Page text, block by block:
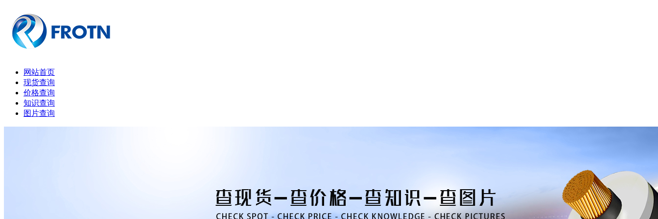
网站首页
现货查询
价格查询
知识查询
图片查询